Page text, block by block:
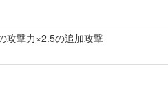
攻撃力×2.5の追加攻撃